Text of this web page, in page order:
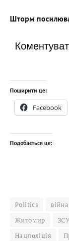
Шторм
Поширити це:
Facebook
Подобається це:
Politics
Житомир
Нацполіція